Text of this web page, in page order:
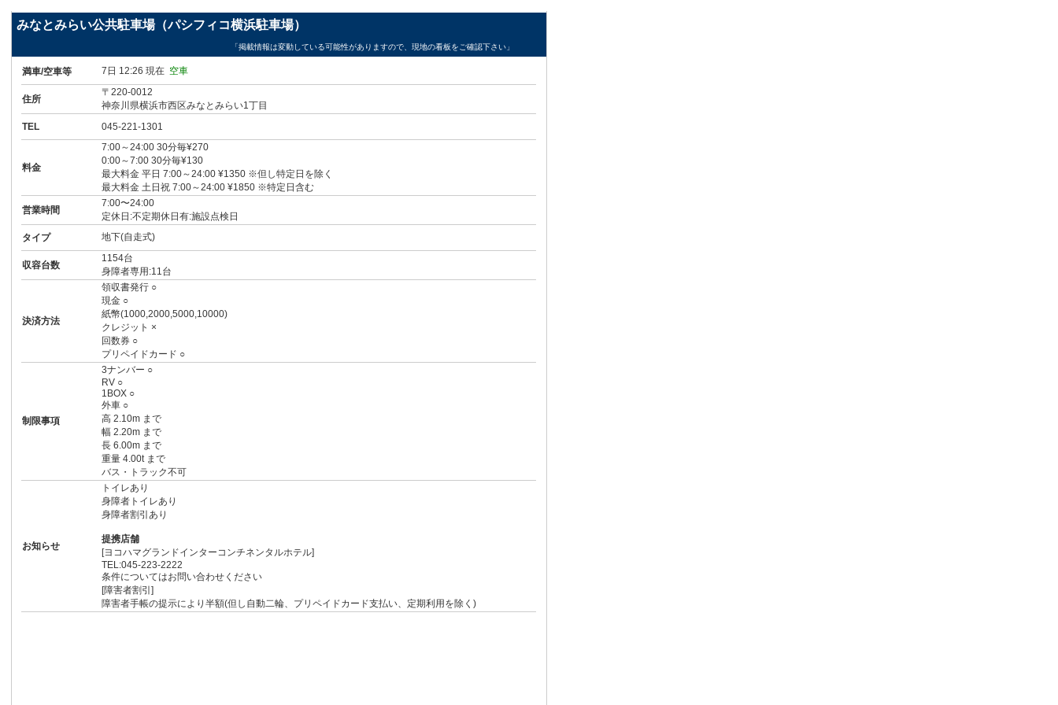
みなとみらい公共駐車場（パシフィコ横浜駐車場）
「掲載情報は変動している可能性がありますので、現地の看板をご確認下さい」
満車/空車等 7日 12:26 現在 空車
住所
〒220-0012
神奈川県横浜市西区みなとみらい1丁目
TEL
045-221-1301
料金
7:00～24:00 30分毎¥270
0:00～7:00 30分毎¥130
最大料金 平日 7:00～24:00 ¥1350 ※但し特定日を除く
最大料金 土日祝 7:00～24:00 ¥1850 ※特定日含む
営業時間
7:00〜24:00
定休日:不定期休日有:施設点検日
タイプ
地下(自走式)
収容台数
1154台
身障者専用:11台
決済方法
領収書発行 ○
現金 ○
紙幣(1000,2000,5000,10000)
クレジット ×
回数券 ○
プリペイドカード ○
制限事項
3ナンバー ○
RV ○
1BOX ○
外車 ○
高 2.10m まで
幅 2.20m まで
長 6.00m まで
重量 4.00t まで
バス・トラック不可
お知らせ
トイレあり
身障者トイレあり
身障者割引あり
提携店舗
[ヨコハマグランドインターコンチネンタルホテル]
TEL:045-223-2222
条件についてはお問い合わせください
[障害者割引]
障害者手帳の提示により半額(但し自動二輪、プリペイドカード支払い、定期利用を除く)